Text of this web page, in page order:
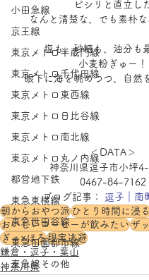
小田急線
京王線
東京メトロ半蔵門線
東京メトロ千代田線
東京メトロ東西線
東京メトロ日比谷線
東京メトロ南北線
東京メトロ丸ノ内線
都営地下鉄
東急東横線
東急世田谷線
東急田園都市線
東急線その他
ピシリと直立し
なんと清楚な、でも素朴な
塩も、砂糖も、油分も
小麦粉ぎゅー！
眼下に海を眺めつつ、自然
＜DATA＞
神奈川県逗子市小坪
0467-84-7162
ブログ記事：
逗子｜南
朝からおやつ派ひとり時間に浸
おいしいコーヒーが飲みたいザ
ぎゅ×ほろ現実逃避
鎌倉・逗子・葉山
神奈川県